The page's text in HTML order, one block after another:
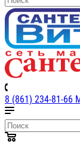
8 (861) 234-81-66